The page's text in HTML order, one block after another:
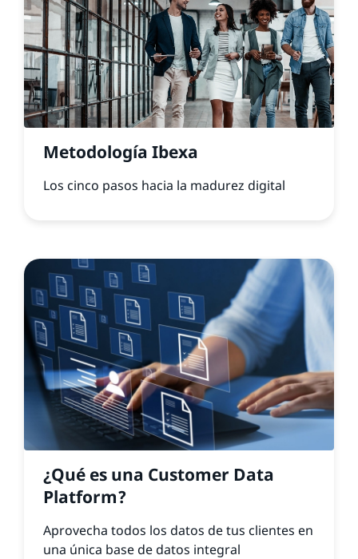
Metodología Ibexa
Los cinco pasos hacia la madurez digital
¿Qué es una Customer Data
Platform?
Aprovecha todos los datos de tus clientes en
una única base de datos integral